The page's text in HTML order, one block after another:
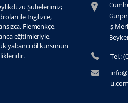
Şubelerimiz;
ile İngilizce,
Flemenkçe,
eğitimleriyle,
yabancı dil kursunun
iş
Tel.:
u.com